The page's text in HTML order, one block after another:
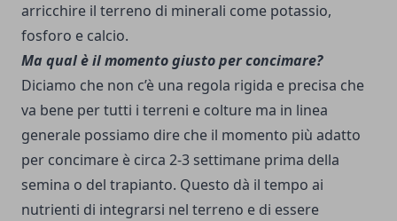
arricchire il terreno di minerali come potassio,
fosforo e calcio.
Ma qual è il momento giusto per concimare?
Diciamo che non c’è una regola rigida e precisa che
va bene per tutti i terreni e colture ma in linea
generale possiamo dire che il momento più adatto
per concimare è circa 2-3 settimane prima della
semina o del trapianto. Questo dà il tempo ai
nutrienti di integrarsi nel terreno e di essere